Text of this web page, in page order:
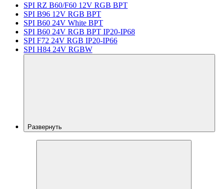
SPI RZ B60/F60 12V RGB BPT
SPI B96 12V RGB BPT
SPI B60 24V White BPT
SPI B60 24V RGB BPT IP20-IP68
SPI F72 24V RGB IP20-IP66
SPI H84 24V RGBW
Развернуть